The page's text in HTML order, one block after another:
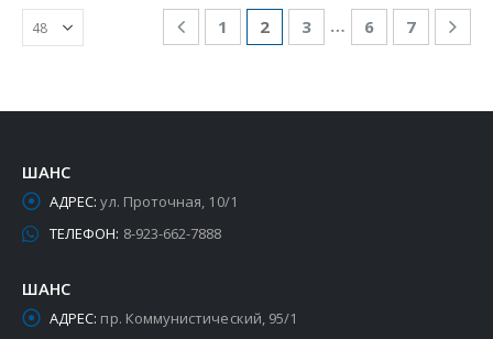
1 2 3 … 6 7
ШАНС
АДРЕС: ул. Проточная, 10/1
ТЕЛЕФОН: 8-923-662-7888
ШАНС
АДРЕС: пр. Коммунистический, 95/1